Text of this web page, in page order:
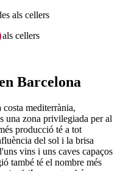
Barcelona
mediterrània,
una zona privilegiada per al
producció té a tot
del sol i la brisa
vins i uns caves capaços
també té el nombre més